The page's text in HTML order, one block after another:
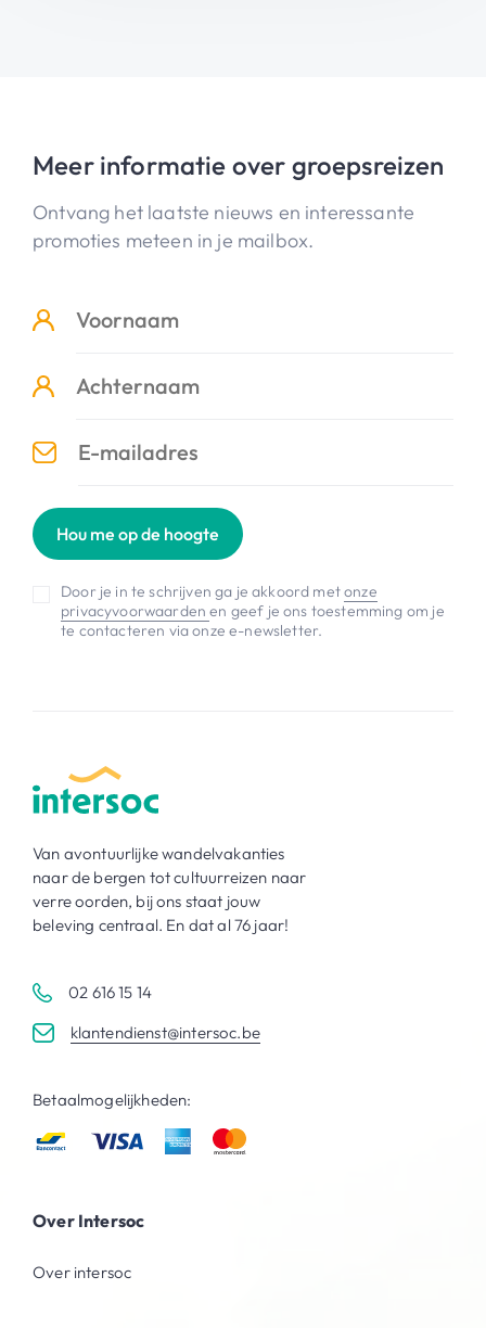
Meer informatie over groepsreizen
Ontvang het laatste nieuws en interessante
promoties meteen in je mailbox.
Hou me op de hoogte
Door je in te schrijven ga je akkoord metonze
privacyvoorwaardenen geef je ons toestemming om je
te contacteren via onze e-newsletter.
Van avontuurlijke wandelvakanties
naar de bergen tot cultuurreizen naar
verre oorden, bij ons staat jouw
beleving centraal. En dat al 76 jaar!
02 616 15 14
klantendienst@intersoc.be
Betaalmogelijkheden:
Over Intersoc
Over intersoc